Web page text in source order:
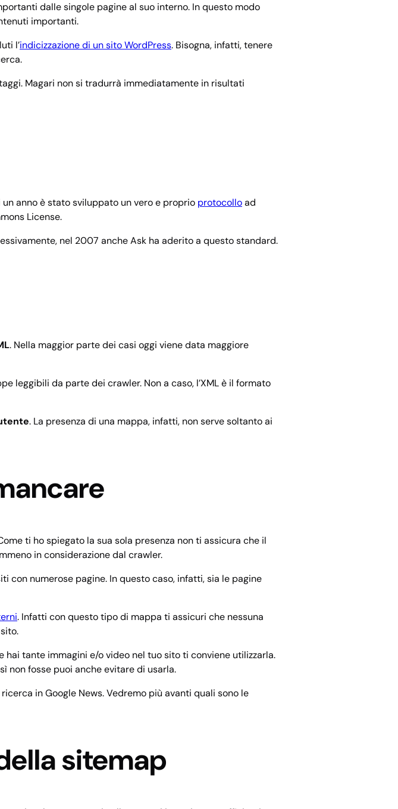
dalle singole pagine al suo interno. In questo modo
importanti.
l’indicizzazione di un sito WordPress. Bisogna, infatti, tenere
Magari non si tradurrà immediatamente in risultati
anno è stato sviluppato un vero e proprio protocolload
License.
nel 2007 anche Ask ha aderito a questo standard.
. Nella maggior parte dei casi oggi viene data maggiore
leggibili da parte dei crawler. Non a caso, l’XML è il formato
. La presenza di una mappa, infatti, non serve soltanto ai
ti ho spiegato la sua sola presenza non ti assicura che il
in considerazione dal crawler.
con numerose pagine. In questo caso, infatti, sia le pagine
. Infatti con questo tipo di mappa ti assicuri che nessuna
tante immagini e/o video nel tuo sito ti conviene utilizzarla.
non fosse puoi anche evitare di usarla.
in Google News. Vedremo più avanti quali sono le
sitemap